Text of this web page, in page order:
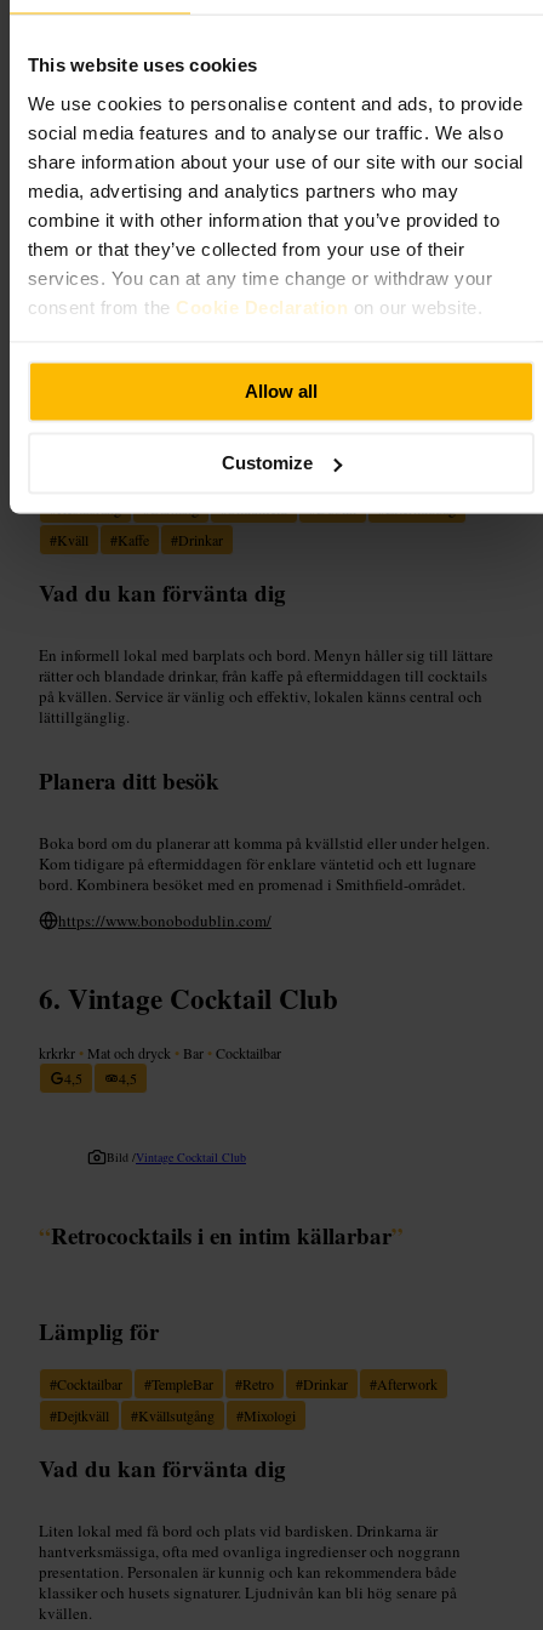
This website uses cookies
We use cookies to personalise content and ads, to provide
social media features and to analyse our traffic. We also
share information about your use of our site with our social
media, advertising and analytics partners who may
combine it with other information that you’ve provided to
them or that they’ve collected from your use of their
services. You can at any time change or withdraw your
consent from the Cookie Declaration on our website.
Allow all
Customize
du vill undvika väntetid.
Bonobo, Smithfield
Restaurang
4,6
4,5
Bild /Basil Lim
“Avslappnat mat- och drinkställe i Smithfield”
#Kväll #Kaffe #Drinkar
Vad du kan förvänta dig
En informell lokal med barplats och bord. Menyn håller sig till lättare
rätter och blandade drinkar, från kaffe på eftermiddagen till cocktails
på kvällen. Service är vänlig och effektiv, lokalen känns central och
lättillgänglig.
Planera ditt besök
Boka bord om du planerar att komma på kvällstid eller under helgen.
Kom tidigare på eftermiddagen för enklare väntetid och ett lugnare
bord. Kombinera besöket med en promenad i Smithfield-området.
https://www.bonobodublin.com/
Vintage Cocktail Club
krkrkr • Mat och dryck • Bar •Cocktailbar
4,5
4,5
Bild /Vintage Cocktail Club
“Retrococktails i en intim källarbar”
Lämplig för
#Cocktailbar #TempleBar #Retro #Drinkar #Afterwork
#Dejtkväll #Kvällsutgång #Mixologi
Vad du kan förvänta dig
Liten lokal med få bord och plats vid bardisken. Drinkarna är
hantverksmässiga, ofta med ovanliga ingredienser och noggrann
presentation. Personalen är kunnig och kan rekommendera både
klassiker och husets signaturer. Ljudnivån kan bli hög senare på
kvällen.